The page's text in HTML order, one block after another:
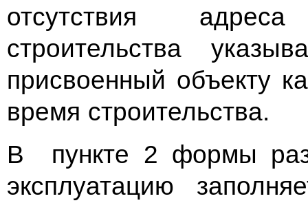
отсутствия
строительства
присвоенный объекту
время строительства.
В пункте 2 формы
эксплуатацию